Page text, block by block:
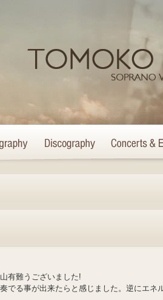
有難うございました!
でる事が出来たらと感じました。逆にエネ